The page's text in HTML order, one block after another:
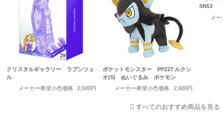
クリスタルギャラリー ラプンツェ
ル
メーカー希望小売価格
2,000円
ポケットモンスター PP227 ルクシ
オ(S) ぬいぐるみ ポケモン
メーカー希望小売価格
2,600円
SN53
メ
すべてのおすすめ商品を見る